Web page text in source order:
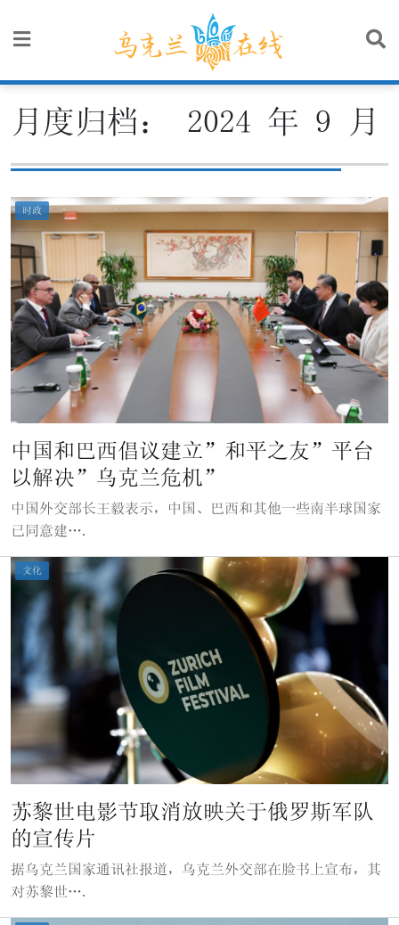
月度归档： 2024 年 9 月
时政
中国和巴西倡议建立”和平之友”平台
以解决”乌克兰危机”
中国外交部长王毅表示，中国、巴西和其他一些南半球国家
已同意建….
文化
苏黎世电影节取消放映关于俄罗斯军队
的宣传片
据乌克兰国家通讯社报道，乌克兰外交部在脸书上宣布，其
对苏黎世….